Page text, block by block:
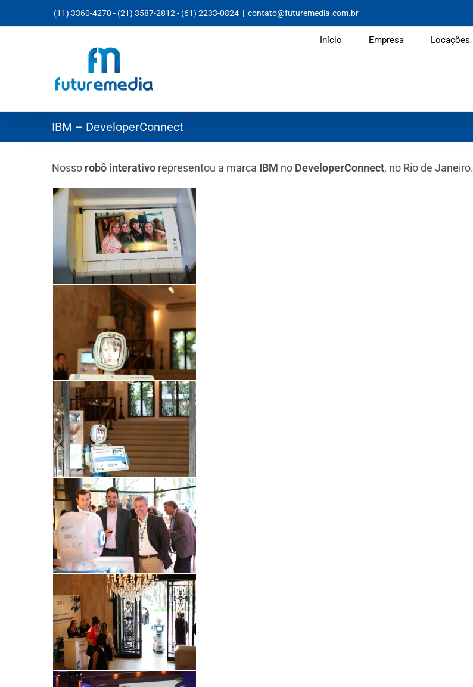
para
(11) 3360-4270 - (21) 3587-2812 - (61) 2233-0824 | contato@futuremedia.com.br
Início Empresa Locações
IBM – DeveloperConnect
Nosso robô interativo representou a marca IBM no DeveloperConnect, no Rio de Janeiro.